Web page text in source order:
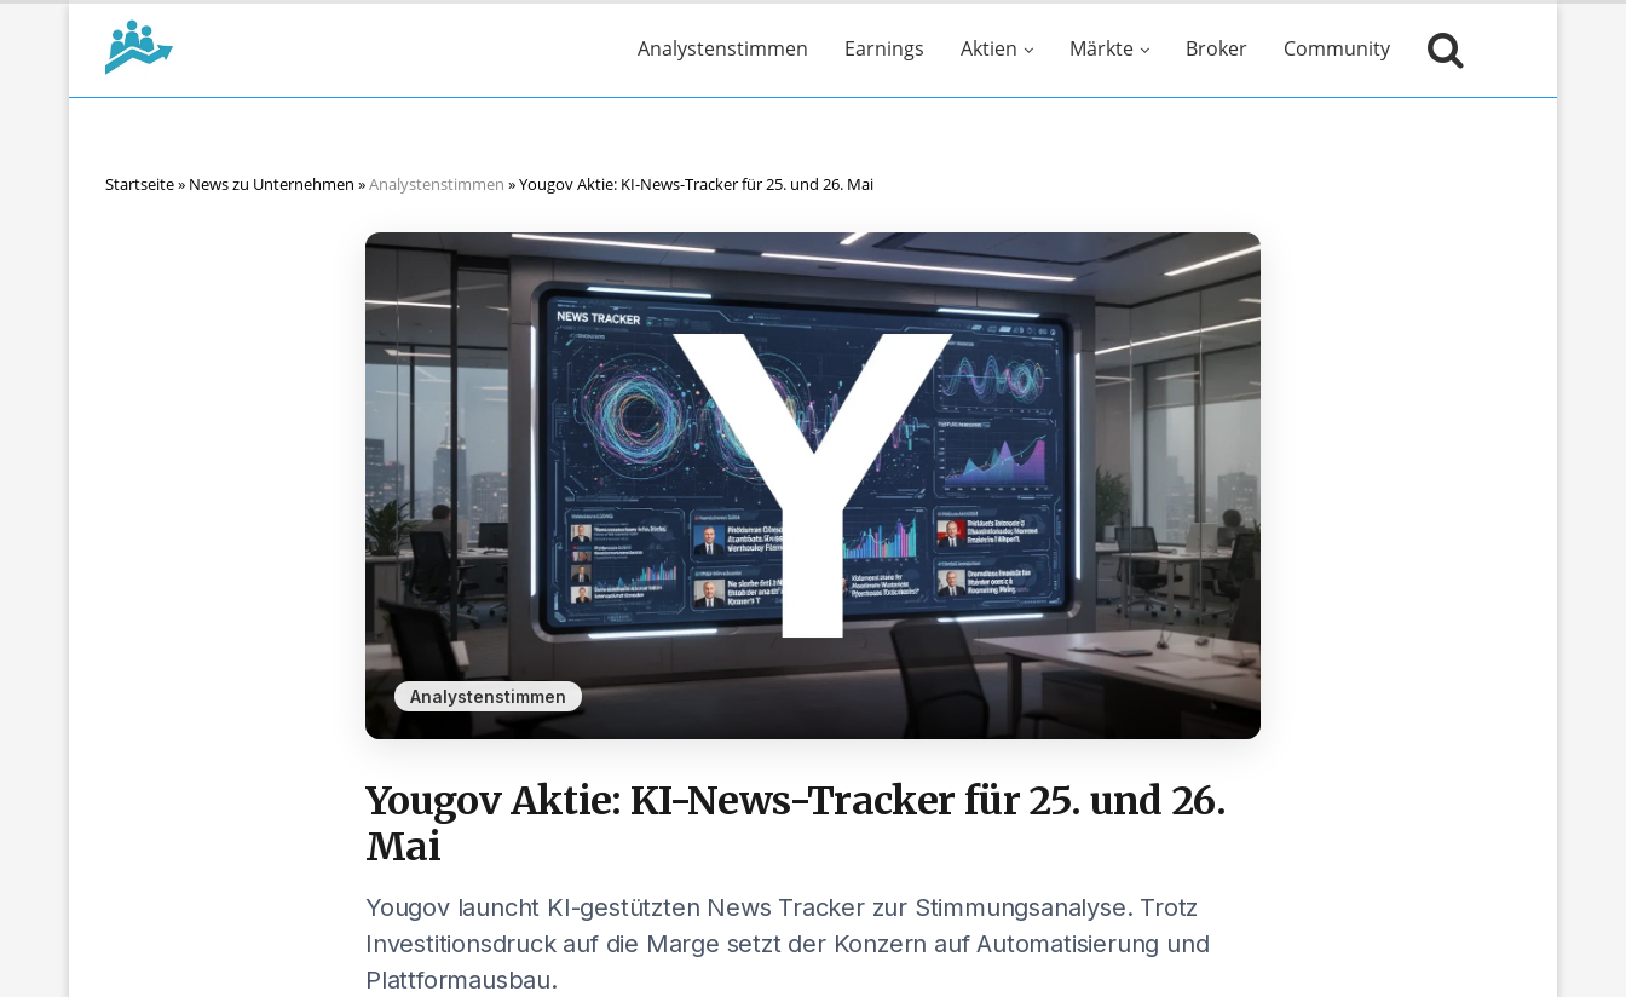
Analystenstimmen Earnings Aktien Märkte Broker Community
Startseite» News zu Unternehmen »Analystenstimmen »Yougov Aktie: KI-News-Tracker für 25. und 26. Mai
Analystenstimmen
Yougov Aktie: KI-News-Tracker für 25. und 26.
Mai
Yougov launcht KI-gestützten News Tracker zur Stimmungsanalyse. Trotz
Investitionsdruck auf die Marge setzt der Konzern auf Automatisierung und
Plattformausbau.